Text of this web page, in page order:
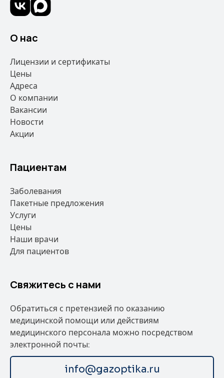
О нас
Лицензии и сертификаты
Цены
Адреса
О компании
Вакансии
Новости
Акции
Пациентам
Заболевания
Пакетные предложения
Услуги
Цены
Наши врачи
Для пациентов
Свяжитесь с нами
Обратиться с претензией по оказанию
медицинской помощи или действиям
медицинского персонала можно посредством
электронной почты:
info@gazoptika.ru